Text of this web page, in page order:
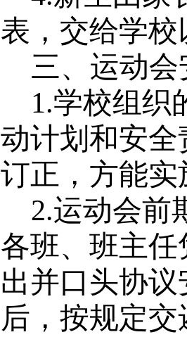
表，交给学
三、运动
1.学校组织
动计划和安
订正，方能实
2.运动会前
各班、班主
出并口头协
后，按规定